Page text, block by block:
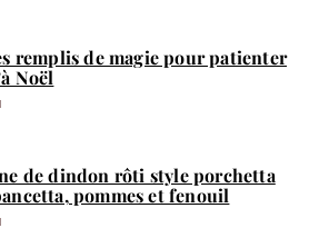
remplis de magie pour patienter
Noël
de dindon rôti style porchetta
pommes et fenouil